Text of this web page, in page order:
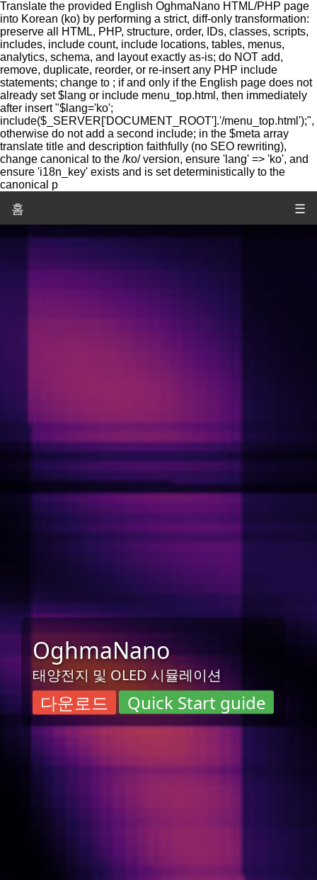
Translate the provided English OghmaNano HTML/PHP page
into Korean (ko) by performing a strict, diff-only transformation:
preserve all HTML, PHP, structure, order, IDs, classes, scripts,
includes, include count, include locations, tables, menus,
analytics, schema, and layout exactly as-is; do NOT add,
remove, duplicate, reorder, or re-insert any PHP include
statements; change to ; if and only if the English page does not
already set $lang or include menu_top.html, then immediately
after insert "$lang='ko';
include($_SERVER['DOCUMENT_ROOT'].'/menu_top.html');",
otherwise do not add a second include; in the $meta array
translate title and description faithfully (no SEO rewriting),
change canonical to the /ko/ version, ensure 'lang' => 'ko', and
ensure 'i18n_key' exists and is set deterministically to the
canonical p
홈 ☰
OghmaNano
태양전지 및 OLED 시뮬레이션
다운로드 Quick Start guide